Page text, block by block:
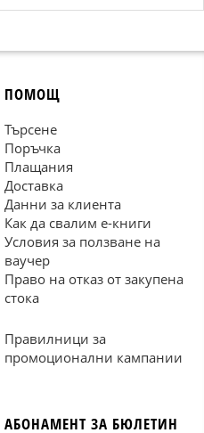
ПОМОЩ
Търсене
Поръчка
Плащания
Доставка
Данни за клиента
Как да свалим е-книги
Условия за ползване на
ваучер
Право на отказ от закупена
стока
Правилници за
промоционални кампании
АБОНАМЕНТ ЗА БЮЛЕТИН